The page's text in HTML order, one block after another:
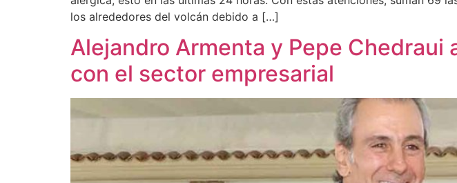
los alrededores del volcán debido a […]
Alejandro Armenta y Pepe
con el sector empresarial